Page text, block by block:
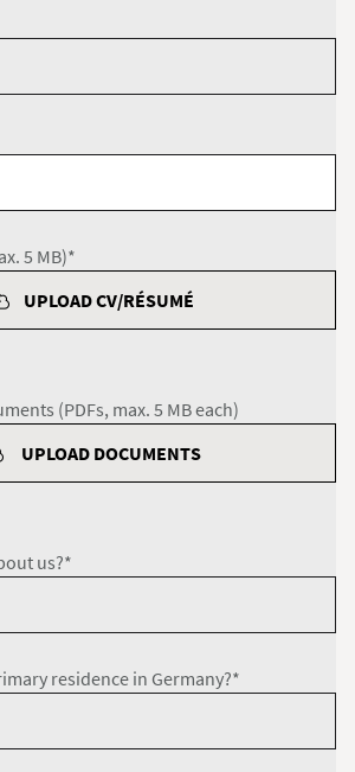
5 MB)*
UPLOAD CV/RÉSUMÉ
(PDFs, max. 5 MB each)
UPLOAD DOCUMENTS
us?*
residence in Germany?*